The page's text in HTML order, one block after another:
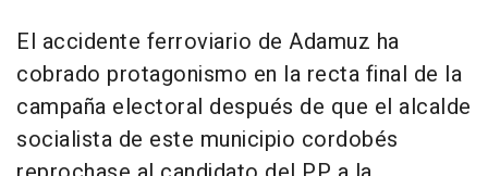
El accidente ferroviario de Adamuz ha
cobrado protagonismo en la recta final de la
campaña electoral después de que el alcalde
socialista de este municipio cordobés